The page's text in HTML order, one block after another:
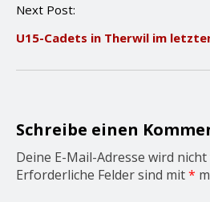
a
i
o
Next Post:
U15-Cadets in Therwil im
Schreibe einen
Deine E-Mail-Adresse wird
Erforderliche Felder sind mit*